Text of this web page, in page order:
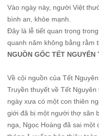
Vào ngày này, người Việt
bình an, khỏe mạnh.
Đây là lễ tiết quan trọng
quanh năm không bằng rằm
NGUỒN GỐC TẾT NGUYÊN
Về cội nguồn của Tết
Truyền thuyết về Tết
ngày xưa có một con thiên
giới đã bị một người thợ săn
nga, Ngọc Hoàng đã sai một